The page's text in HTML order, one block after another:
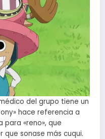
del grupo tiene un
hace referencia a
para «reno», que
sonase más cuqui.